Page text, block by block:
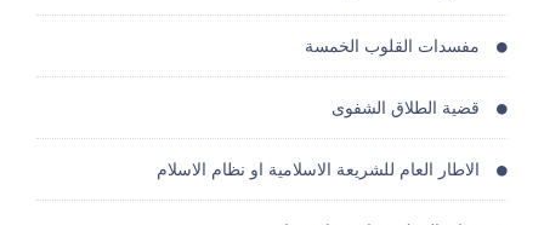
مفسدات القلوب الخمسة
قضية الطلاق الشفوى
الاطار العام للشريعة الاسلامية او نظام الاسلام